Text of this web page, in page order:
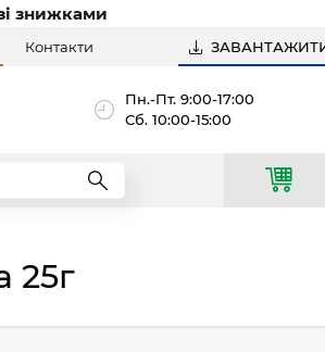
знижками
Контакти
Пн.-Пт. 9:00-17:00
Сб. 10:00-15:00
25г